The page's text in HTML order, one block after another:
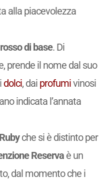
alla piacevolezza
di base. Di
prende il nome dal suo
dolci, dai profumivinosi
indicata l’annata
Rubyche si è distinto per
Reservaè un
dal momento che i